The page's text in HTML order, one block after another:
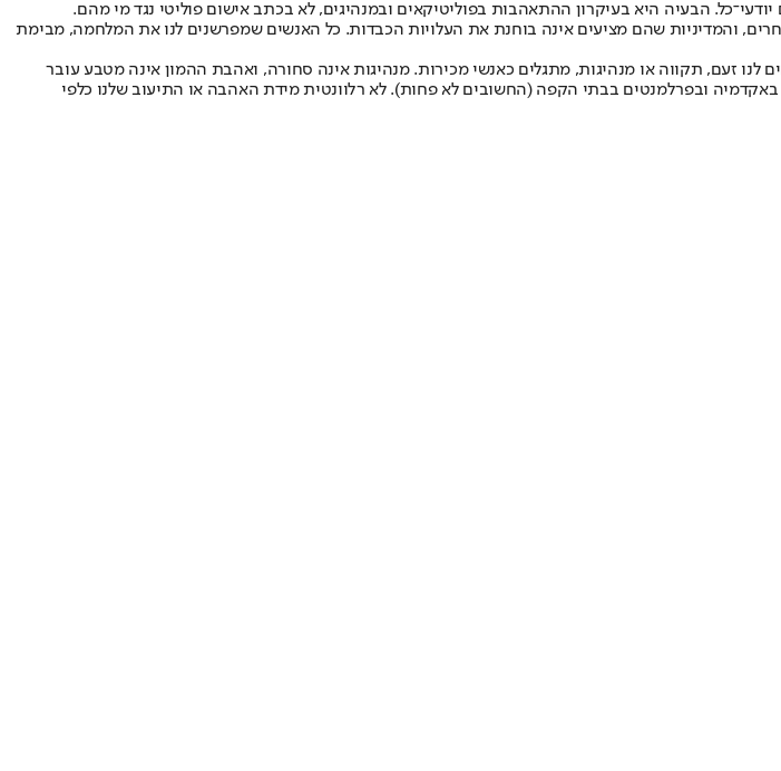
הבעיה היא בעיקרון ההתאהבות בפוליטיקאים ובמנהיגים, לא בכתב אישום פוליטי נגד מי מהם.
והמדיניות שהם מציעים אינה בוחנת את העלויות הכבדות. כל האנשים שמפרשנים לנו את המלחמה, מבימת
זעם, תקווה או מנהיגות, מתגלים כאנשי מכירות. מנהיגות אינה סחורה, ואהבת ההמון אינה מטבע עובר
ובפרלמנטים בבתי הקפה (החשובים לא פחות). לא רלוונטית מידת האהבה או התיעוב שלנו כלפי